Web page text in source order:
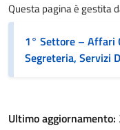
Questa pagina è gestita
1° Settore – Affari
Segreteria, Servizi
Ultimo aggiornamento: